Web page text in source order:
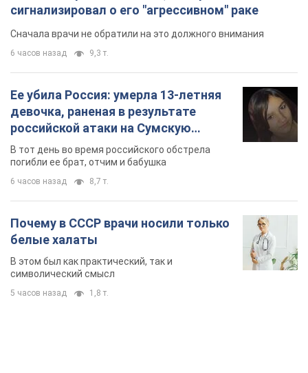
сигнализировал о его "агрессивном" раке
Сначала врачи не обратили на это должного внимания
6 часов назад 9,3 т.
Ее убила Россия: умерла 13-летняя
девочка, раненая в результате
российской атаки на Сумскую
область. Фото
В тот день во время российского обстрела
погибли ее брат, отчим и бабушка
6 часов назад 8,7 т.
Почему в СССР врачи носили только
белые халаты
В этом был как практический, так и
символический смысл
5 часов назад 1,8 т.